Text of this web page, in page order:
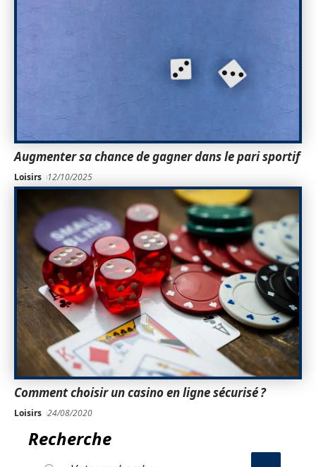
Augmenter sa chance de gagner dans le pari sportif
Loisirs 12/10/2025
Comment choisir un casino en ligne sécurisé ?
Loisirs 24/08/2020
Recherche